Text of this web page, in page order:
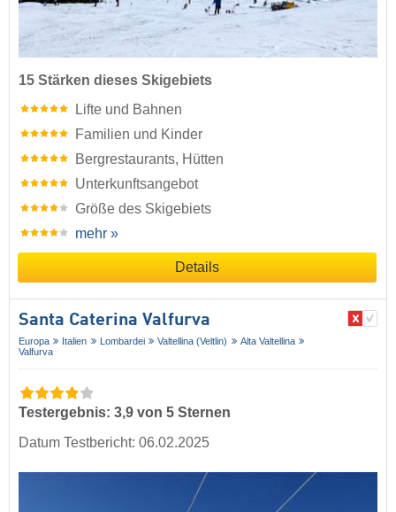
15 Stärken dieses Skigebiets
Lifte und Bahnen
Familien und Kinder
Bergrestaurants, Hütten
Unterkunftsangebot
Größe des Skigebiets
mehr »
Details
Santa Caterina Valfurva
Europa Italien Lombardei Valtellina (Veltlin)
Alta Valtellina
Valfurva
Testergebnis: 3,9 von 5 Sternen
Datum Testbericht: 06.02.2025